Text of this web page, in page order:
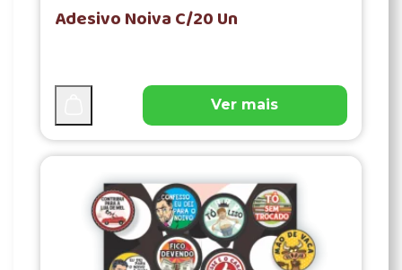
Adesivo Noiva C/20 Un
Ver mais